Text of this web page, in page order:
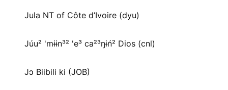
Jula NT of Côte d’Ivoire (dyu)
Júu² 'mɨɨn³² 'e³ ca²³ŋɨń² Dios (cnl)
Jɔ Biibili ki (JOB)